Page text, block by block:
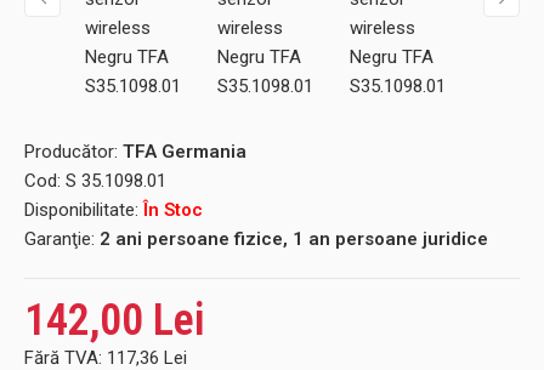
Producător: TFA Germania
Cod: S 35.1098.01
Disponibilitate: În Stoc
Garanţie: 2 ani persoane fizice, 1 an persoane juridice
142,00 Lei
Fără TVA: 117,36 Lei